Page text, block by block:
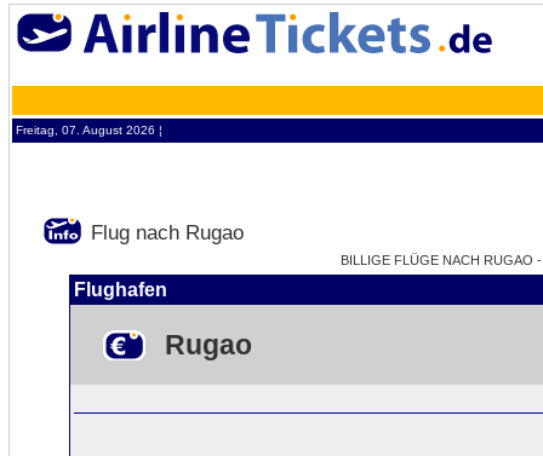
Freitag, 07. August 2026 ¦
Flug nach Rugao
BILLIGE FLÜGE NACH RUGAO
Flughafen
Rugao